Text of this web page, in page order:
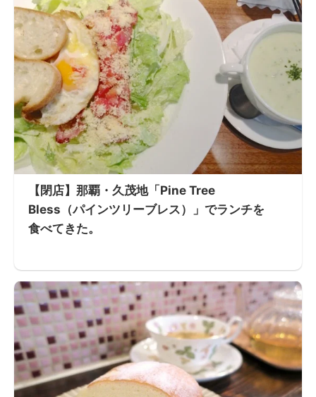
【閉店】那覇・久茂地「Pine Tree
Bless（パインツリーブレス）」でランチを
食べてきた。